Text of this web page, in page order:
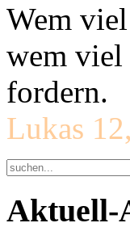
Wem
wem viel
fordern.
Lukas
Aktuell-